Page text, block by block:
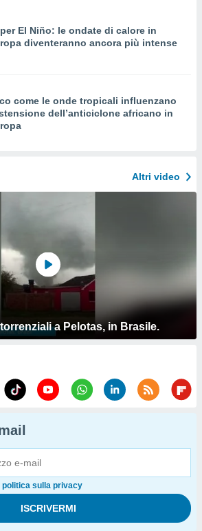
El Niño: le ondate di calore in
diventeranno ancora più intense
come le onde tropicali influenzano
dell’anticiclone africano in
Altri video
a Pelotas, in Brasile.
politica sulla privacy